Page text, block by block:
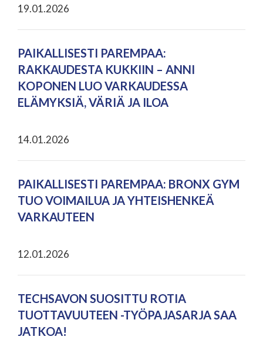
19.01.2026
PAIKALLISESTI PAREMPAA:
RAKKAUDESTA KUKKIIN – ANNI
KOPONEN LUO VARKAUDESSA
ELÄMYKSIÄ, VÄRIÄ JA ILOA
14.01.2026
PAIKALLISESTI PAREMPAA: BRONX GYM
TUO VOIMAILUA JA YHTEISHENKEÄ
VARKAUTEEN
12.01.2026
TECHSAVON SUOSITTU ROTIA
TUOTTAVUUTEEN -TYÖPAJASARJA SAA
JATKOA!